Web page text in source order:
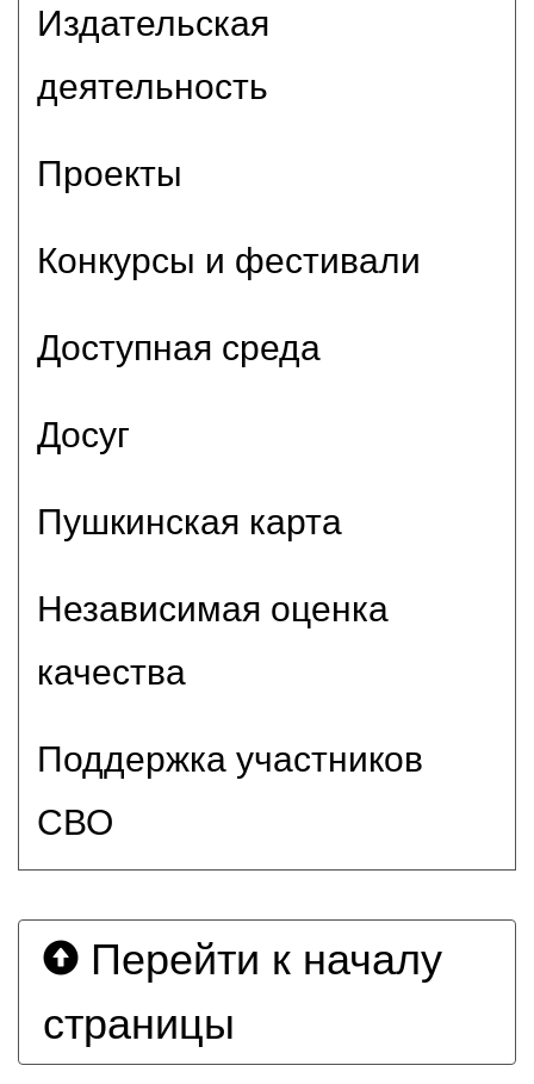
Издательская
деятельность
Проекты
Конкурсы и фестивали
Доступная среда
Досуг
Пушкинская карта
Независимая оценка
качества
Поддержка участников
СВО
Перейти к началу
страницы